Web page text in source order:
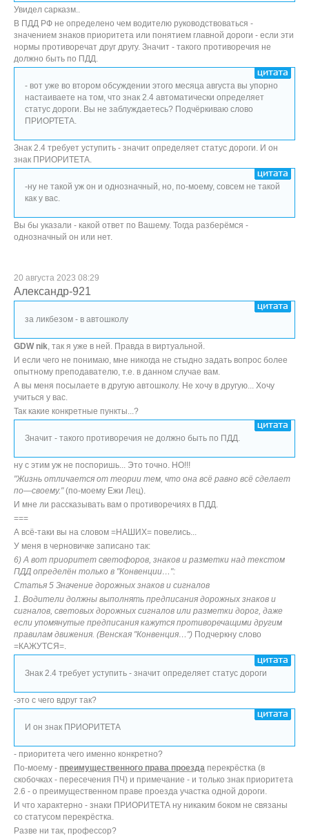
Увидел сарказм..
В ПДД РФ не определено чем водителю руководствоваться -
значением знаков приоритета или понятием главной дороги - если эти
нормы противоречат друг другу. Значит - такого противоречия не
должно быть по ПДД.
- вот уже во втором обсуждении этого месяца августа вы упорно
настаиваете на том, что знак 2.4 автоматически определяет
статус дороги. Вы не заблуждаетесь? Подчёркиваю слово
ПРИОРТЕТА.
Знак 2.4 требует уступить - значит определяет статус дороги. И он
знак ПРИОРИТЕТА.
-ну не такой уж он и однозначный, но, по-моему, совсем не такой
как у вас.
Вы бы указали - какой ответ по Вашему. Тогда разберёмся -
однозначный он или нет.
20 августа 2023 08:29
Александр-921
за ликбезом - в автошколу
GDW nik, так я уже в ней. Правда в виртуальной.
И если чего не понимаю, мне никогда не стыдно задать вопрос более
опытному преподавателю, т.е. в данном случае вам.
А вы меня посылаете в другую автошколу. Не хочу в другую... Хочу
учиться у вас.
Так какие конкретные пункты...?
Значит - такого противоречия не должно быть по ПДД.
ну с этим уж не поспоришь... Это точно. НО!!!
"Жизнь отличается от теории тем, что она всё равно всё сделает
по—своему."(по-моему Ежи Лец).
И мне ли рассказывать вам о противоречиях в ПДД.
===
А всё-таки вы на словом =НАШИХ= повелись...
У меня в черновичке записано так:
6) А вот приоритет светофоров, знаков и разметки над текстом
ПДД определён только в "Конвенции…":
Статья 5 Значение дорожных знаков и сигналов
1. Водители должны выполнять предписания дорожных знаков и
сигналов, световых дорожных сигналов или разметки дорог, даже
если упомянутые предписания кажутся противоречащими другим
правилам движения. (Венская "Конвенция…") Подчеркну слово
=КАЖУТСЯ=.
Знак 2.4 требует уступить - значит определяет статус дороги
-это с чего вдруг так?
И он знак ПРИОРИТЕТА
- приоритета чего именно конкретно?
По-моему - преимущественного права проезда перекрёстка (в
скобочках - пересечения ПЧ) и примечание - и только знак приоритета
2.6 - о преимущественном праве проезда участка одной дороги.
И что характерно - знаки ПРИОРИТЕТА ну никаким боком не связаны
со статусом перекрёстка.
Разве ни так, профессор?